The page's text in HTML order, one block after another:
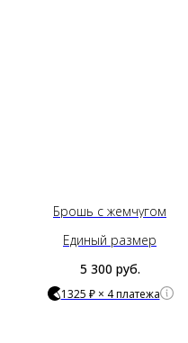
Брошь с жемчугом
Единый размер
5 300 руб.
1325 ₽ × 4 платежа